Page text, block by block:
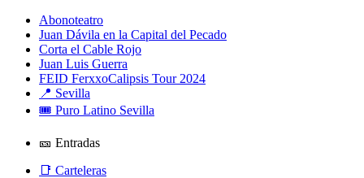
Abonoteatro
Juan Dávila en la Capital del Pecado
Corta el Cable Rojo
Juan Luis Guerra
FEID FerxxoCalipsis Tour 2024
📍 Sevilla
🎟️ Puro Latino Sevilla
🎫 Entradas
📑 Carteleras